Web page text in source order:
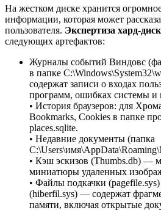
На жестком диске хранится
информации, которая может
пользователя. Экспертиза хард-
следующих артефактов:
Журналы событий Виндовс
в папке
содержат записи о входах
программ, ошибках системы и
• История браузеров: для
Bookmarks, Cookies в папке
places.sqlite.
• Недавние документы (папка
• Кэш эскизов (Thumbs.db) —
миниатюры удаленных
• Файлы подкачки
(hiberfil.sys) — содержат
памяти, включая открытые